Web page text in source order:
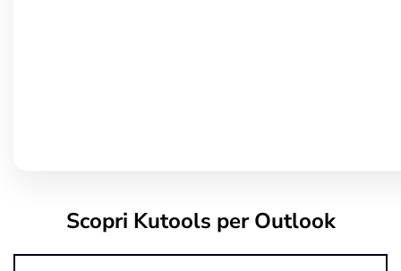
Scopri Kutools per Outlook